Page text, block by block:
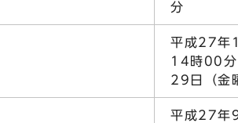
分
平成27年
14時00分
29日（
平成27年